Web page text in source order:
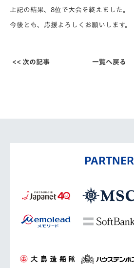
上記の結果、8位で大会を終えました。
今後とも、応援よろしくお願いします。
<< 次の記事 一覧へ戻る
PARTNER